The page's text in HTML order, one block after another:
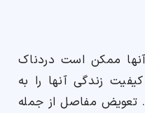
ممکن است دردناک
زندگی آنها را به
تعویض مفاصل از جمله